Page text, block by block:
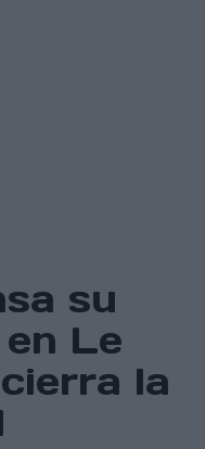
su
Le
la